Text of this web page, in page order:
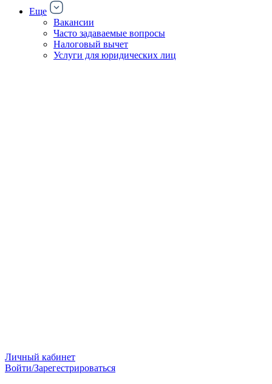
Еще
Вакансии
Часто задаваемые вопросы
Налоговый вычет
Услуги для юридических лиц
Личный кабинет
Войти/Зарегестрироваться